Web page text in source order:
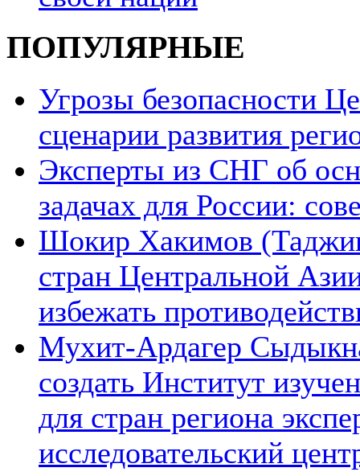
ПОПУЛЯРНЫЕ
Угрозы безопасности
сценарии развития
Эксперты из СНГ об
задачах для России:
Шокир Хакимов
стран Центральной
избежать
Мухит-Ардагер
создать Институт
для стран региона
исследовательский